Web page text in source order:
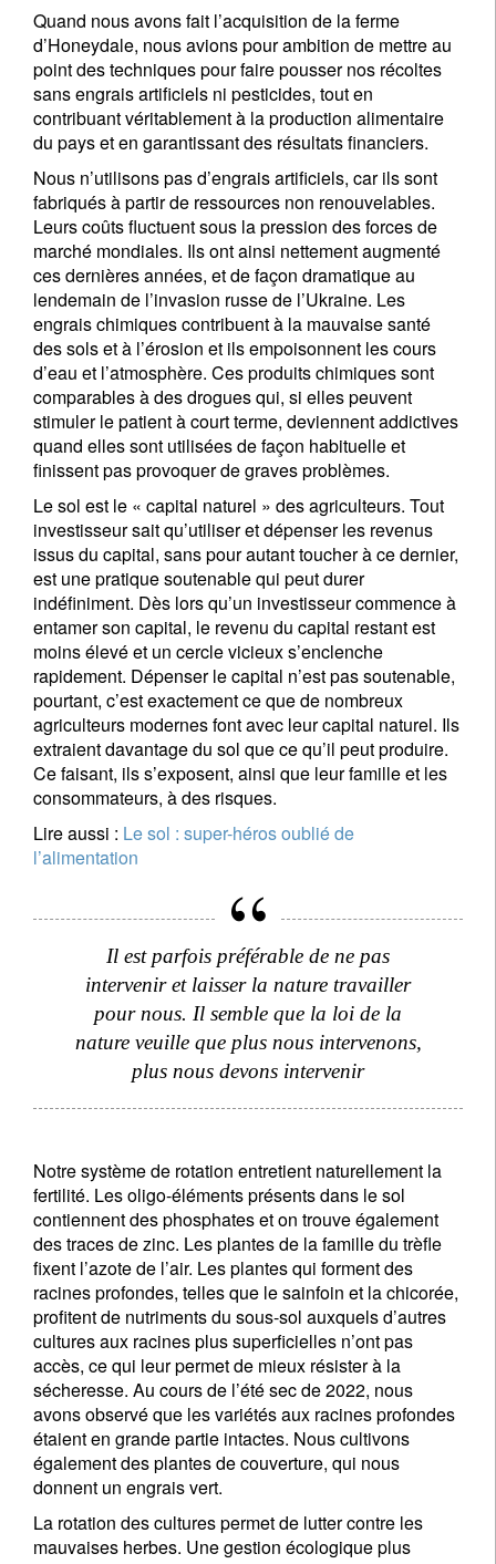
Quand nous avons fait l’acquisition de la ferme
d’Honeydale, nous avions pour ambition de mettre au
point des techniques pour faire pousser nos récoltes
sans engrais artificiels ni pesticides, tout en
contribuant véritablement à la production alimentaire
du pays et en garantissant des résultats financiers.
Nous n’utilisons pas d’engrais artificiels, car ils sont
fabriqués à partir de ressources non renouvelables.
Leurs coûts fluctuent sous la pression des forces de
marché mondiales. Ils ont ainsi nettement augmenté
ces dernières années, et de façon dramatique au
lendemain de l’invasion russe de l’Ukraine. Les
engrais chimiques contribuent à la mauvaise santé
des sols et à l’érosion et ils empoisonnent les cours
d’eau et l’atmosphère. Ces produits chimiques sont
comparables à des drogues qui, si elles peuvent
stimuler le patient à court terme, deviennent addictives
quand elles sont utilisées de façon habituelle et
finissent pas provoquer de graves problèmes.
Le sol est le « capital naturel » des agriculteurs. Tout
investisseur sait qu’utiliser et dépenser les revenus
issus du capital, sans pour autant toucher à ce dernier,
est une pratique soutenable qui peut durer
indéfiniment. Dès lors qu’un investisseur commence à
entamer son capital, le revenu du capital restant est
moins élevé et un cercle vicieux s’enclenche
rapidement. Dépenser le capital n’est pas soutenable,
pourtant, c’est exactement ce que de nombreux
agriculteurs modernes font avec leur capital naturel. Ils
extraient davantage du sol que ce qu’il peut produire.
Ce faisant, ils s’exposent, ainsi que leur famille et les
consommateurs, à des risques.
Lire aussi : Le sol : super-héros oublié de
l’alimentation
Il est parfois préférable de ne pas
intervenir et laisser la nature travailler
pour nous. Il semble que la loi de la
nature veuille que plus nous intervenons,
plus nous devons intervenir
Notre système de rotation entretient naturellement la
fertilité. Les oligo-éléments présents dans le sol
contiennent des phosphates et on trouve également
des traces de zinc. Les plantes de la famille du trèfle
fixent l’azote de l’air. Les plantes qui forment des
racines profondes, telles que le sainfoin et la chicorée,
profitent de nutriments du sous-sol auxquels d’autres
cultures aux racines plus superficielles n’ont pas
accès, ce qui leur permet de mieux résister à la
sécheresse. Au cours de l’été sec de 2022, nous
avons observé que les variétés aux racines profondes
étaient en grande partie intactes. Nous cultivons
également des plantes de couverture, qui nous
donnent un engrais vert.
La rotation des cultures permet de lutter contre les
mauvaises herbes. Une gestion écologique plus
S'inscrire à la newsletter
Email
Civilité Prénom
Nom